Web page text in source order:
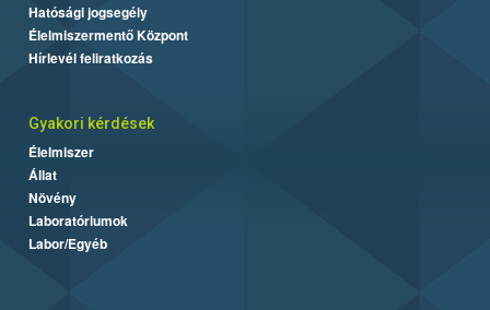
Hatósági jogsegély
Élelmiszermentő Központ
Hírlevél feliratkozás
Gyakori kérdések
Élelmiszer
Állat
Növény
Laboratóriumok
Labor/Egyéb